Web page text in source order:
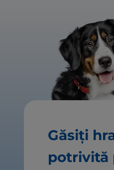
Găsiți
potrivită